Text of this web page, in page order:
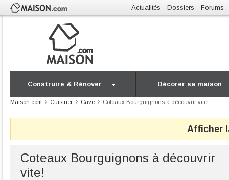
Actualités Dossiers Forums
Construire & Rénover Décorer sa maison
Maison.com Cuisiner Cave Coteaux Bourguignons à découvrir vite!
Afficher
Coteaux Bourguignons à découvrir
vite!